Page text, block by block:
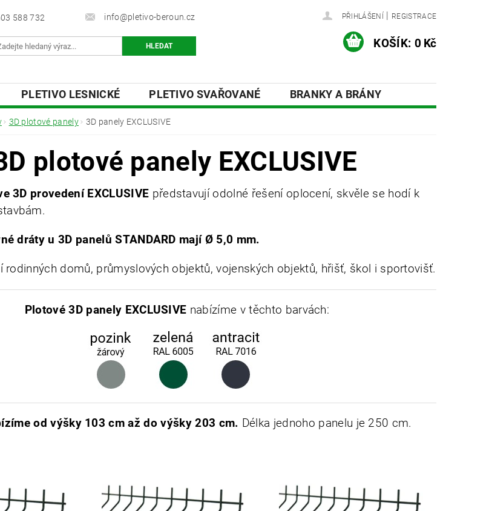
588 732 info@pletivo-beroun.cz PŘIHLÁŠENÍ | REGISTRACE
KOŠÍK: 0 Kč
PLETIVO LESNICKÉ PLETIVO SVAŘOVANÉ
BRANKY A BRÁNY
OSTNATÉ A ŽILETKOVÉ DRÁTY
3D plotové panely 3D panely EXCLUSIVE
plotové panely EXCLUSIVE
3D provedení EXCLUSIVE představují odolné řešení oplocení, skvěle se hodí k
dráty u 3D panelů STANDARD mají Ø 5,0 mm.
domů, průmyslových objektů, vojenských objektů, hřišť, škol i sportovišť.
Plotové 3D panely EXCLUSIVE nabízíme v těchto barvách:
od výšky 103 cm až do výšky 203 cm. Délka jednoho panelu je 250 cm.